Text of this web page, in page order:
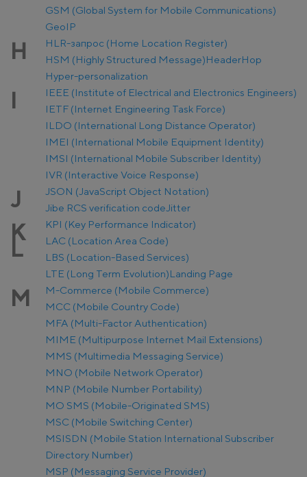
GSM (Global System for Mobile Communications)
GeoIP
H
HLR-запрос (Home Location Register)
HSM (Highly Structured Message)HeaderHop
Hyper-personalization
I
IEEE (Institute of Electrical and Electronics Engineers)
IETF (Internet Engineering Task Force)
ILDO (International Long Distance Operator)
IMEI (International Mobile Equipment Identity)
IMSI (International Mobile Subscriber Identity)
IVR (Interactive Voice Response)
J
JSON (JavaScript Object Notation)
Jibe RCS verification codeJitter
K KPI (Key Performance Indicator)
L
LAC (Location Area Code)
LBS (Location-Based Services)
LTE (Long Term Evolution)Landing Page
M
M-Commerce (Mobile Commerce)
MCC (Mobile Country Code)
MFA (Multi-Factor Authentication)
MIME (Multipurpose Internet Mail Extensions)
MMS (Multimedia Messaging Service)
MNO (Mobile Network Operator)
MNP (Mobile Number Portability)
MO SMS (Mobile-Originated SMS)
MSC (Mobile Switching Center)
MSISDN (Mobile Station International Subscriber
Directory Number)
MSP (Messaging Service Provider)